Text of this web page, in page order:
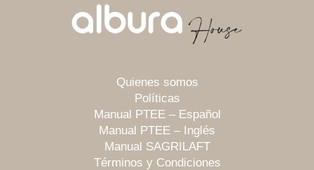
Quienes somos
Políticas
Manual PTEE – Español
Manual PTEE – Inglés
Manual SAGRILAFT
Términos y Condiciones